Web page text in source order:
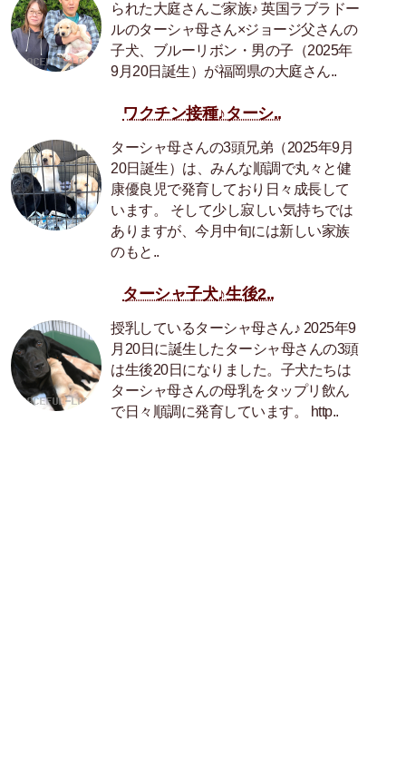
られた大庭さんご家族♪ 英国ラブラドー
ルのターシャ母さん×ジョージ父さんの
子犬、ブルーリボン・男の子（2025年
9月20日誕生）が福岡県の大庭さん..
ワクチン接種♪ターシ..
ターシャ母さんの3頭兄弟（2025年9月
20日誕生）は、みんな順調で丸々と健
康優良児で発育しており日々成長して
います。 そして少し寂しい気持ちでは
ありますが、今月中旬には新しい家族
のもと..
ターシャ子犬♪生後2..
授乳しているターシャ母さん♪ 2025年9
月20日に誕生したターシャ母さんの3頭
は生後20日になりました。子犬たちは
ターシャ母さんの母乳をタップリ飲ん
で日々順調に発育しています。 http..